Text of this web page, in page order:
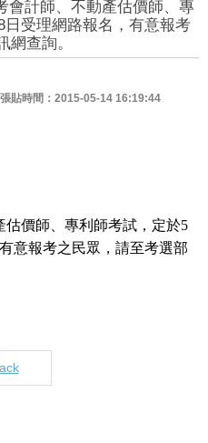
會計師、不動產估價師、專
受理網路報名，有意報考
網查詢。
貼時間：2015-05-14 16:19:44
估價師、專利師考試，定於5
意報考之民眾，請至考選部